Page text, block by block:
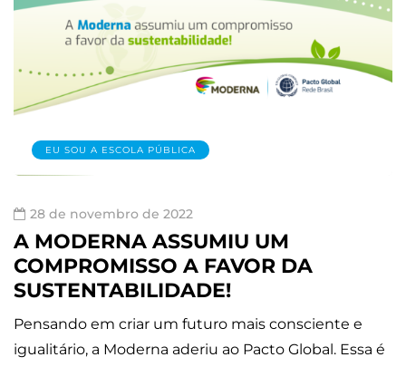
EU SOU A ESCOLA PÚBLICA
28 de novembro de 2022
A MODERNA ASSUMIU UM
COMPROMISSO A FAVOR DA
SUSTENTABILIDADE!
Pensando em criar um futuro mais consciente e
igualitário, a Moderna aderiu ao Pacto Global. Essa é